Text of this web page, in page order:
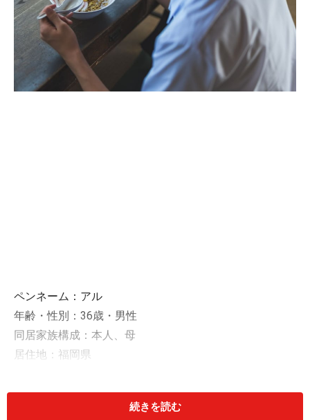
ペンネーム：アル
年齢・性別：36歳・男性
同居家族構成：本人、母
居住地：福岡県
職業：医療従事者
世帯年収：本人300万円、母200万円
続きを読む